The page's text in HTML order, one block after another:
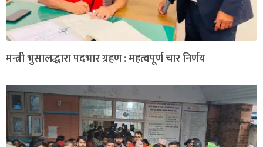
मन्त्री भुसालद्धारा पदभार ग्रहण : महत्वपूर्ण चार निर्णय